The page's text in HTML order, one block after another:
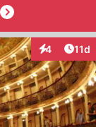
4 11d